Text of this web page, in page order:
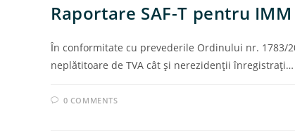
Raportare SAF-T pentru IMM
Ȋn conformitate cu prevederile Ordinului nr. 1783/
neplătitoare de TVA cât şi nerezidenţii înregistraţi…
0 COMMENTS